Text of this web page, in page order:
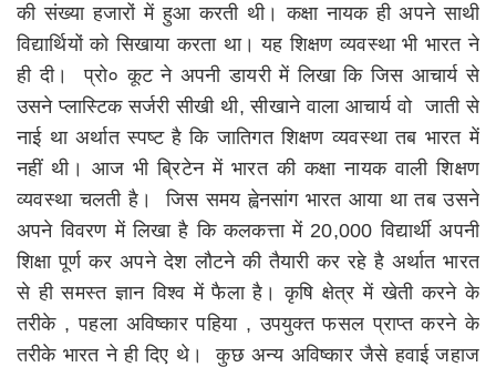
की संख्या हजारों में हुआ करती थी। कक्षा नायक ही अपने साथी
विद्यार्थियों को सिखाया करता था। यह शिक्षण व्यवस्था भी भारत ने
ही दी। प्रो० कूट ने अपनी डायरी में लिखा कि जिस आचार्य से
उसने प्लास्टिक सर्जरी सीखी थी, सीखाने वाला आचार्य वो जाती से
नाई था अर्थात स्पष्ट है कि जातिगत शिक्षण व्यवस्था तब भारत में
नहीं थी। आज भी ब्रिटेन में भारत की कक्षा नायक वाली शिक्षण
व्यवस्था चलती है। जिस समय ह्वेनसांग भारत आया था तब उसने
अपने विवरण में लिखा है कि कलकत्ता में 20,000 विद्यार्थी अपनी
शिक्षा पूर्ण कर अपने देश लौटने की तैयारी कर रहे है अर्थात भारत
से ही समस्त ज्ञान विश्व में फैला है। कृषि क्षेत्र में खेती करने के
तरीके , पहला अविष्कार पहिया , उपयुक्त फसल प्राप्त करने के
तरीके भारत ने ही दिए थे। कुछ अन्य अविष्कार जैसे हवाई जहाज